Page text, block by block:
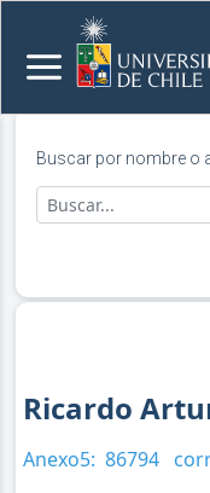
Buscar por nombre o
Ricardo
Anexo5: 86794